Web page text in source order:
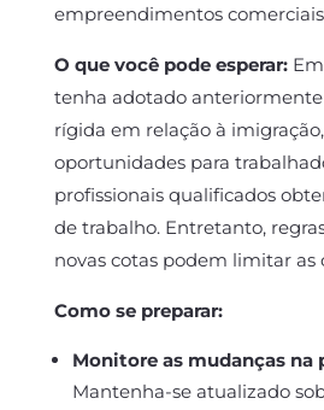
empreendimentos
O que você pode esperar:
tenha adotado
rígida em relação à
oportunidades para
profissionais qualificados
de trabalho. Entretanto,
novas cotas podem limitar as
Como se preparar:
Monitore as mudanças
Mantenha-se atualizado